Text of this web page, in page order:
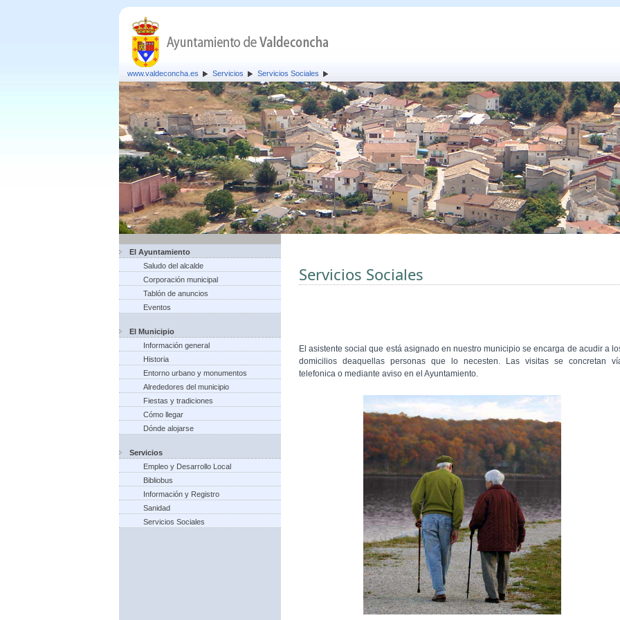
www.valdeconcha.es Servicios Servicios Sociales
El Ayuntamiento
Saludo del alcalde
Corporación municipal
Tablón de anuncios
Eventos
El Municipio
Información general
Historia
Entorno urbano y monumentos
Alrededores del municipio
Fiestas y tradiciones
Cómo llegar
Dónde alojarse
Servicios
Empleo y Desarrollo Local
Bibliobus
Información y Registro
Sanidad
Servicios Sociales
Servicios Sociales
El asistente social que está asignado en nuestro municipio se encarga de acudir a
domicilios deaquellas personas que lo necesten. Las visitas se concretan
telefonica o mediante aviso en el Ayuntamiento.